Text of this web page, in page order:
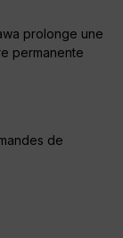
prolonge une
permanente
de